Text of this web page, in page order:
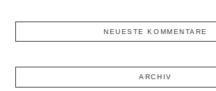
NEUESTE KOMMENTARE
ARCHIV